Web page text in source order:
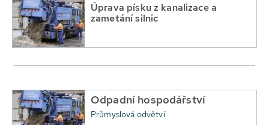
Úprava písku z kanalizace a
zametání silnic
Odpadní hospodářství
Průmyslová odvětví